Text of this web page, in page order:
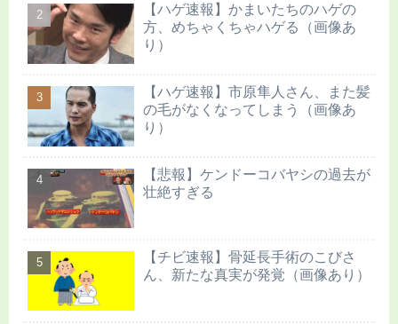
【ハゲ速報】かまいたちのハゲの
方、めちゃくちゃハゲる（画像あ
り）
【ハゲ速報】市原隼人さん、また髪
の毛がなくなってしまう（画像あ
り）
【悲報】ケンドーコバヤシの過去が
壮絶すぎる
【チビ速報】骨延長手術のこびさ
ん、新たな真実が発覚（画像あり）